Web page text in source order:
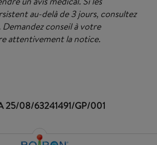
au-delà de 3 jours, consultez
conseil à votre
attentivement la notice.
25/08/63241491/GP/001